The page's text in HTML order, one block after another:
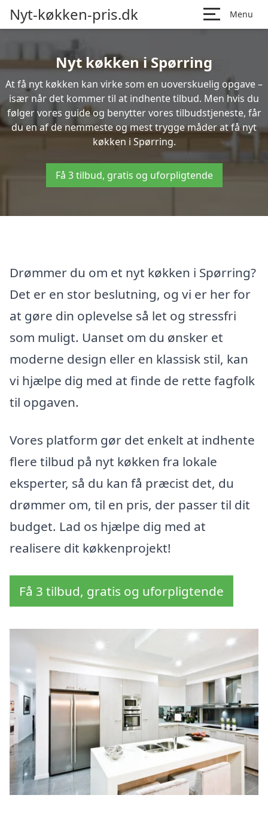
Nyt-køkken-pris.dk Menu
Nyt køkken i Spørring
At få nyt køkken kan virke som en uoverskuelig opgave –
især når det kommer til at indhente tilbud. Men hvis du
følger vores guide og benytter vores tilbudstjeneste, får
du en af de nemmeste og mest trygge måder at få nyt
køkken i Spørring.
Få 3 tilbud, gratis og uforpligtende
Drømmer du om et nyt køkken i Spørring?
Det er en stor beslutning, og vi er her for
at gøre din oplevelse så let og stressfri
som muligt. Uanset om du ønsker et
moderne design eller en klassisk stil, kan
vi hjælpe dig med at finde de rette fagfolk
til opgaven.
Vores platform gør det enkelt at indhente
flere tilbud på nyt køkken fra lokale
eksperter, så du kan få præcist det, du
drømmer om, til en pris, der passer til dit
budget. Lad os hjælpe dig med at
realisere dit køkkenprojekt!
Få 3 tilbud, gratis og uforpligtende